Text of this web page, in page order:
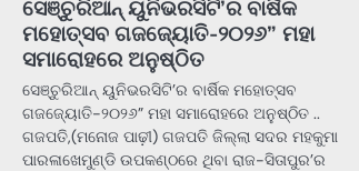
ସେଞ୍ଚୁରିଆନ୍ ୟୁନିଭରସିଟି’ର ବାର୍ଷିକ
ମହୋତ୍ସବ ଗଜଜ୍ୟୋତି-୨୦୨୬” ମହା
ସମାରୋହରେ ଅନୁଷ୍ଠିତ
ସେଞ୍ଚୁରିଆନ୍ ୟୁନିଭରସିଟି’ର ବାର୍ଷିକ ମହୋତ୍ସବ
ଗଜଜ୍ୟୋତି-୨୦୨୬” ମହା ସମାରୋହରେ ଅନୁଷ୍ଠିତ ..
ଗଜପତି,(ମନୋଜ ପାଢ଼ୀ) ଗଜପତି ଜିଲ୍ଲା ସଦର ମହକୁମା
ପାରଳାଖେମୁଣ୍ଡି ଉପକଣ୍ଠରେ ଥିବା ରାଜ-ସିତାପୁର’ର